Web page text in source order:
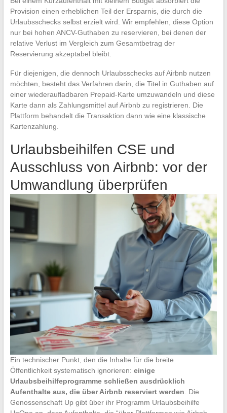
Provision einen erheblichen Teil der Ersparnis, die durch die
Urlaubsschecks selbst erzielt wird. Wir empfehlen, diese Option
nur bei hohen ANCV-Guthaben zu reservieren, bei denen der
relative Verlust im Vergleich zum Gesamtbetrag der
Reservierung akzeptabel bleibt.
Für diejenigen, die dennoch Urlaubsschecks auf Airbnb nutzen
möchten, besteht das Verfahren darin, die Titel in Guthaben auf
einer wiederaufladbaren Prepaid-Karte umzuwandeln und diese
Karte dann als Zahlungsmittel auf Airbnb zu registrieren. Die
Plattform behandelt die Transaktion dann wie eine klassische
Kartenzahlung.
Urlaubsbeihilfen CSE und
Ausschluss von Airbnb: vor der
Umwandlung überprüfen
Ein technischer Punkt, den die Inhalte für die breite
Öffentlichkeit systematisch ignorieren: einige
Urlaubsbeihilfeprogramme schließen ausdrücklich
Aufenthalte aus, die über Airbnb reserviert werden. Die
Genossenschaft Up gibt über ihr Programm Urlaubsbeihilfe